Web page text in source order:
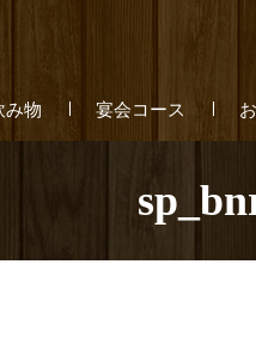
み物 宴会コース